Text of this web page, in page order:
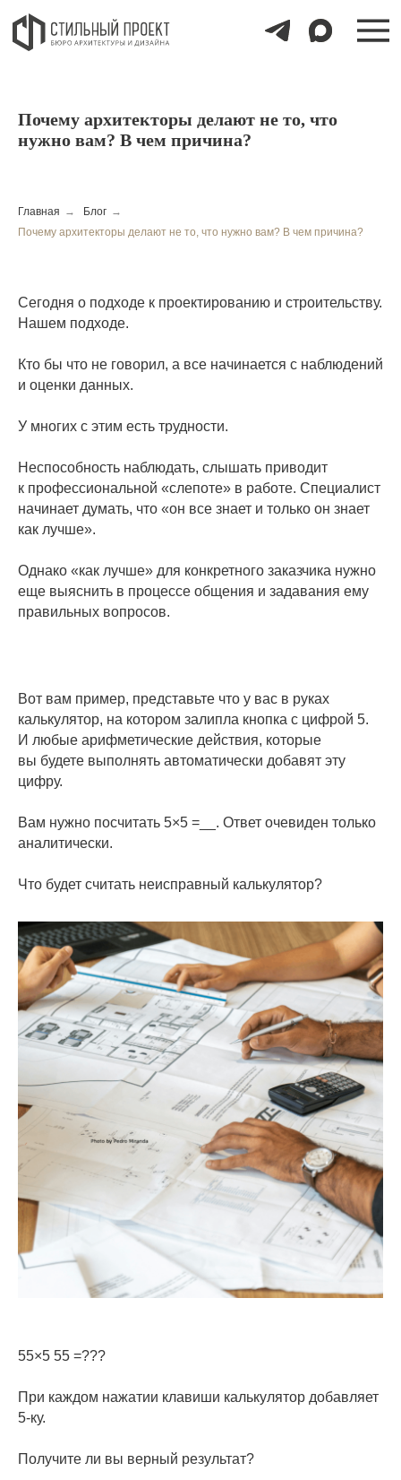
Почему архитекторы делают не то, что
нужно вам? В чем причина?
Главная → Блог →
Почему архитекторы делают не то, что нужно вам? В чем причина?
Сегодня о подходе к проектированию и строительству.
Нашем подходе.
Кто бы что не говорил, а все начинается с наблюдений
и оценки данных.
У многих с этим есть трудности.
Неспособность наблюдать, слышать приводит
к профессиональной «слепоте» в работе. Специалист
начинает думать, что «он все знает и только он знает
как лучше».
Однако «как лучше» для конкретного заказчика нужно
еще выяснить в процессе общения и задавания ему
правильных вопросов.
Вот вам пример, представьте что у вас в руках
калькулятор, на котором залипла кнопка с цифрой 5.
И любые арифметические действия, которые
вы будете выполнять автоматически добавят эту
цифру.
Вам нужно посчитать 5×5 =__. Ответ очевиден только
аналитически.
Что будет считать неисправный калькулятор?
55×5 55 =???
При каждом нажатии клавиши калькулятор добавляет
5-ку.
Получите ли вы верный результат?